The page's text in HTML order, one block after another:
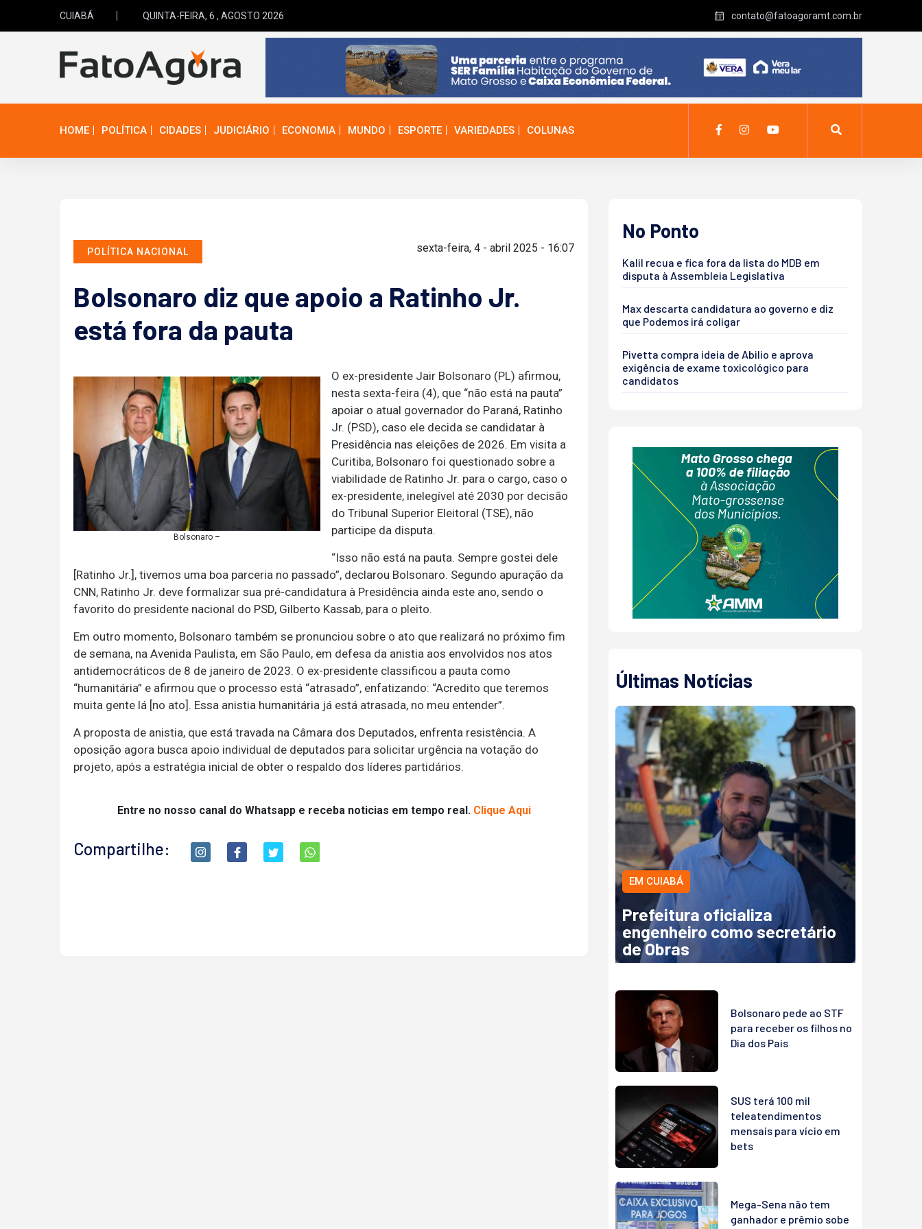
CUIABÁ QUINTA-FEIRA, 6 , AGOSTO 2026 contato@fatoagoramt.com.br
HOME POLÍTICA CIDADES JUDICIÁRIO ECONOMIA MUNDO ESPORTE VARIEDADES COLUNAS
POLÍTICA NACIONAL sexta-feira, 4 - abril 2025 - 16:07
Bolsonaro diz que apoio a Ratinho Jr.
está fora da pauta
Bolsonaro –
O ex-presidente Jair Bolsonaro (PL) afirmou,
nesta sexta-feira (4), que “não está na pauta”
apoiar o atual governador do Paraná, Ratinho
Jr. (PSD), caso ele decida se candidatar à
Presidência nas eleições de 2026. Em visita a
Curitiba, Bolsonaro foi questionado sobre a
viabilidade de Ratinho Jr. para o cargo, caso o
ex-presidente, inelegível até 2030 por decisão
do Tribunal Superior Eleitoral (TSE), não
participe da disputa.
“Isso não está na pauta. Sempre gostei dele
[Ratinho Jr.], tivemos uma boa parceria no passado”, declarou Bolsonaro. Segundo apuração da
CNN, Ratinho Jr. deve formalizar sua pré-candidatura à Presidência ainda este ano, sendo o
favorito do presidente nacional do PSD, Gilberto Kassab, para o pleito.
Em outro momento, Bolsonaro também se pronunciou sobre o ato que realizará no próximo fim
de semana, na Avenida Paulista, em São Paulo, em defesa da anistia aos envolvidos nos atos
antidemocráticos de 8 de janeiro de 2023. O ex-presidente classificou a pauta como
“humanitária” e afirmou que o processo está “atrasado”, enfatizando: “Acredito que teremos
muita gente lá [no ato]. Essa anistia humanitária já está atrasada, no meu entender”.
A proposta de anistia, que está travada na Câmara dos Deputados, enfrenta resistência. A
oposição agora busca apoio individual de deputados para solicitar urgência na votação do
projeto, após a estratégia inicial de obter o respaldo dos líderes partidários.
Entre no nosso canal do Whatsapp e receba noticias em tempo real. Clique Aqui
Compartilhe:
No Ponto
Kalil recua e fica fora da lista do MDB em
disputa à Assembleia Legislativa
Max descarta candidatura ao governo e diz
que Podemos irá coligar
Pivetta compra ideia de Abilio e aprova
exigência de exame toxicológico para
candidatos
Últimas Notícias
EM CUIABÁ
Prefeitura oficializa
engenheiro como secretário
de Obras
Bolsonaro pede ao STF
para receber os filhos no
Dia dos Pais
SUS terá 100 mil
teleatendimentos
mensais para vício em
bets
Mega-Sena não tem
ganhador e prêmio sobe